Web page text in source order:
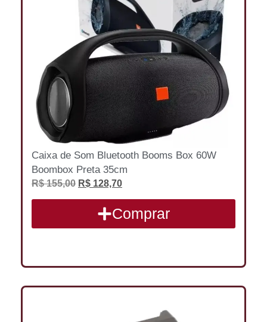
Caixa de Som Bluetooth Booms Box 60W
Boombox Preta 35cm
R$155,00 R$ 128,70
Comprar